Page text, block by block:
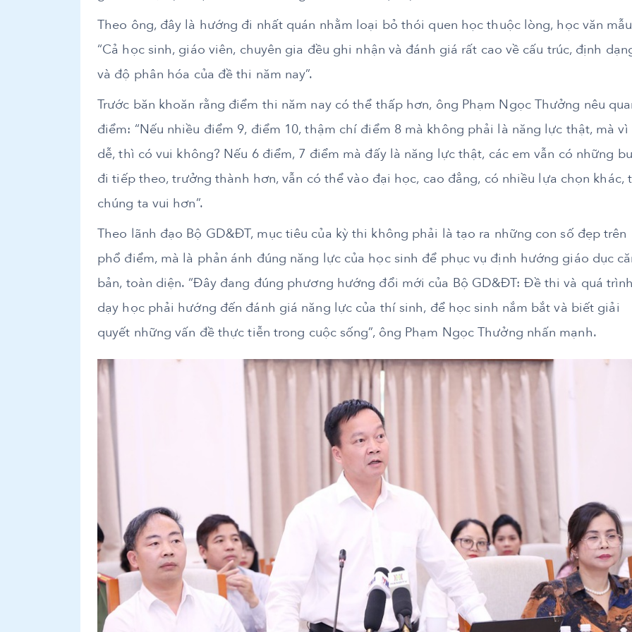
Theo ông, đây là hướng đi nhất quán nhằm loại bỏ thói quen học thuộc lòng, học văn
“Cả học sinh, giáo viên, chuyên gia đều ghi nhận và đánh giá rất cao về cấu trúc, định
và độ phân hóa của đề thi năm nay”.
Trước băn khoăn rằng điểm thi năm nay có thể thấp hơn, ông Phạm Ngọc Thưởng nêu
điểm: “Nếu nhiều điểm 9, điểm 10, thậm chí điểm 8 mà không phải là năng lực thật, mà vì
dễ, thì có vui không? Nếu 6 điểm, 7 điểm mà đấy là năng lực thật, các em vẫn có những
đi tiếp theo, trưởng thành hơn, vẫn có thể vào đại học, cao đẳng, có nhiều lựa chọn khác,
chúng ta vui hơn”.
Theo lãnh đạo Bộ GD&ĐT, mục tiêu của kỳ thi không phải là tạo ra những con số đẹp trên
phổ điểm, mà là phản ánh đúng năng lực của học sinh để phục vụ định hướng giáo dục
bản, toàn diện. “Đây đang đúng phương hướng đổi mới của Bộ GD&ĐT: Đề thi và quá trình
dạy học phải hướng đến đánh giá năng lực của thí sinh, để học sinh nắm bắt và biết giải
quyết những vấn đề thực tiễn trong cuộc sống”, ông Phạm Ngọc Thưởng nhấn mạnh.